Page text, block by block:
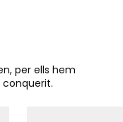
per ells hem